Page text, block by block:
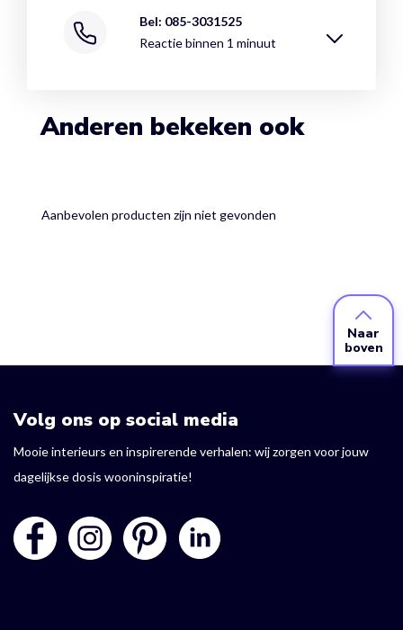
Bel: 085-3031525
Reactie binnen 1 minuut
Anderen bekeken ook
Aanbevolen producten zijn niet gevonden
Naar
boven
Volg ons op social media
Mooie interieurs en inspirerende verhalen: wij zorgen voor jouw
dagelijkse dosis wooninspiratie!